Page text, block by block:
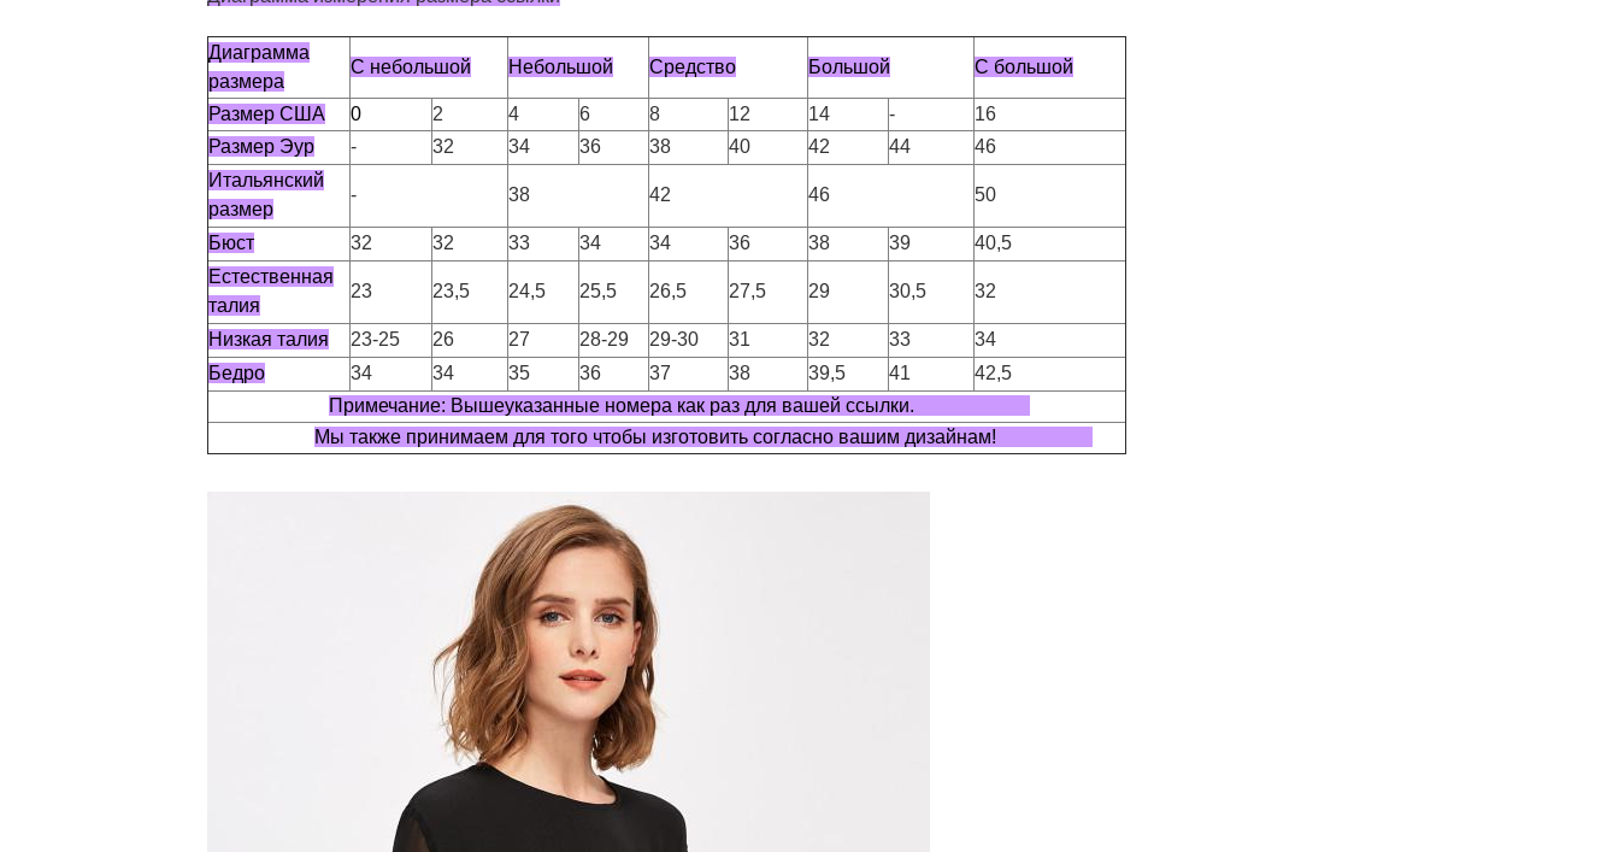
Диаграмма
размера
С небольшой Небольшой Средство Большой С большой
Размер США 0 2 4 6 8 12 14 -
16
Размер Эур
- 32 34 36 38 40 42 44
46
Итальянский
размер
- 38 42 46 50
Бюст 32 32 33 34 34 36 38 39
40,5
Естественная
талия
23 23,5 24,5 25,5 26,5 27,5 29 30,5 32
Низкая талия 23-25 26 27 28-29 29-30 31 32 33
34
Бедро
34 34 35 36 37 38 39,5 41
42,5
Примечание: Вышеуказанные номера как раз для вашей ссылки.
Мы также принимаем для того чтобы изготовить согласно вашим дизайнам!